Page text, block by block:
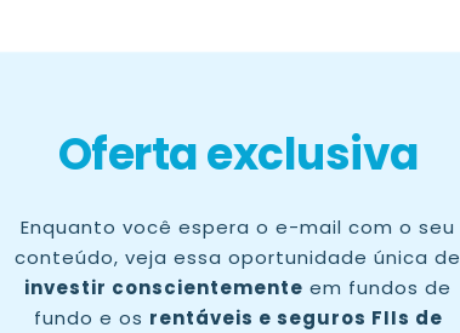
Oferta exclusiva
Enquanto você espera o e-mail com o seu
conteúdo, veja essa oportunidade única de
investir conscientemente em fundos de
fundo e os rentáveis e seguros FIIs de